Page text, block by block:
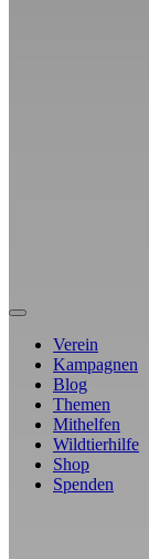
Verein
Kampagnen
Blog
Themen
Mithelfen
Wildtierhilfe
Shop
Spenden